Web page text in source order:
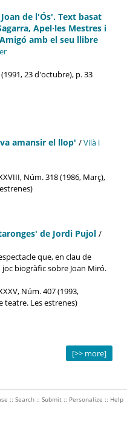
de l'Ós'. Text basat
Apel·les Mestres i
amb el seu llibre
23 d'octubre), p. 33
amansir el llop' /Vilà i
Núm. 318 (1986, Març),
de Jordi Pujol /
que, en clau de
biogràfic sobre Joan Miró.
Núm. 407 (1993,
teatre. Les estrenes)
[>> more]
:: Search:: Submit:: Personalize :: Help